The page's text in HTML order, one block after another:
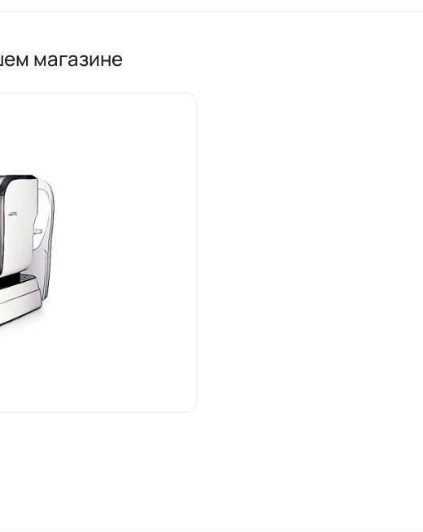
улучшения здоровья и благополучия пациентов.
к постоянному улучшению процессов производства и
при всей стадии производства, чтобы гарантировать
Вся наша продукция проходит комплексные испытания и
самым высоким требованиям медицинской отрасли.
устройства широко применяются в различных
и амбулатории, не только в Китае, но и во всем мире. Мы
с клиентами и обеспечить им высококачественную продукцию и
своей репутацией надежного бренда и партнера в
магазине